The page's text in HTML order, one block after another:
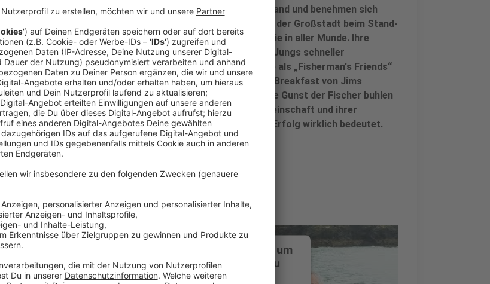
Freunde verbringen ein Junggesellen-Wochenende auf dem Land und benehmen sich
dementsprechend daneben. Spätestens als die Besucher aus der Großstadt beim Stand-
up-Paddling aus dem Wasser gefischt werden müssen, sind sie in aller Munde. Ihre
Retter rund um den Fischer Jim (James Purefoy) werden die Jungs schneller
wiedersehen, als sie ahnen, denn neben ihrer Arbeit geben sie als „Fisherman's Friends“
Shantys zum Besten. Spontan quartiert sich Danny im Bed & Breakfast von Jims
Tochter Alwyn (Tuppence Middleton) ein, um so besser um die Gunst der Fischer buhlen
zu können. Nachdem Danny immer mehr Teil der Fischergemeinschaft und ihrer
Angehörigen wird, stellt sich ihm irgendwann die Frage, was Erfolg wirklich bedeutet.
Veröffentlicht:Dienstag, 06.08.2019 12:26
Anzeige
Wir benötigen Ihre Zustimmung, um
den YouTube Video-Service zu
laden!